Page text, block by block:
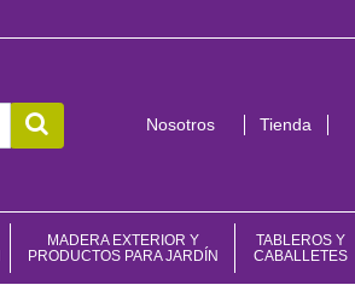
Nosotros Tienda
MADERA EXTERIOR Y
PRODUCTOS PARA JARDÍN
TABLEROS Y
CABALLETES